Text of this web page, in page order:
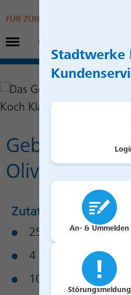
FÜR ZUHAUSE
FÜR UNTERNEHMEN
Hauptmenü öffnen
Gebratene
Oliven,
Zutaten
250 g Frischkäse
4 Scheiben
100 g Oliven
Stadtwerke
An- & Ummelden
Störungsmeldung